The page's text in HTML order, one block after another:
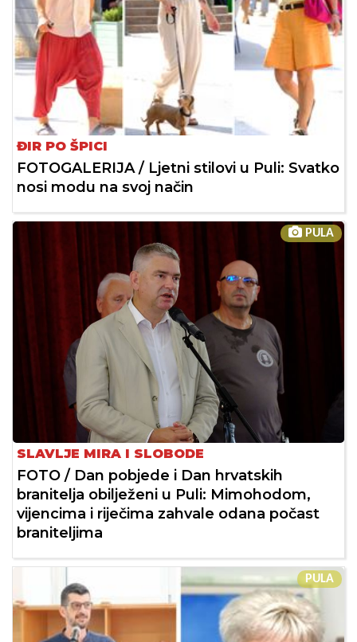
ĐIR PO ŠPICI
FOTOGALERIJA / Ljetni stilovi u Puli: Svatko
nosi modu na svoj način
PULA
SLAVLJE MIRA I SLOBODE
FOTO / Dan pobjede i Dan hrvatskih
branitelja obilježeni u Puli: Mimohodom,
vijencima i riječima zahvale odana počast
braniteljima
PULA